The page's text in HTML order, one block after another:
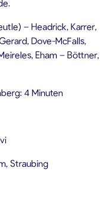
– Headrick, Karrer,
Dove-McFalls,
Eham – Böttner,
4 Minuten
Straubing